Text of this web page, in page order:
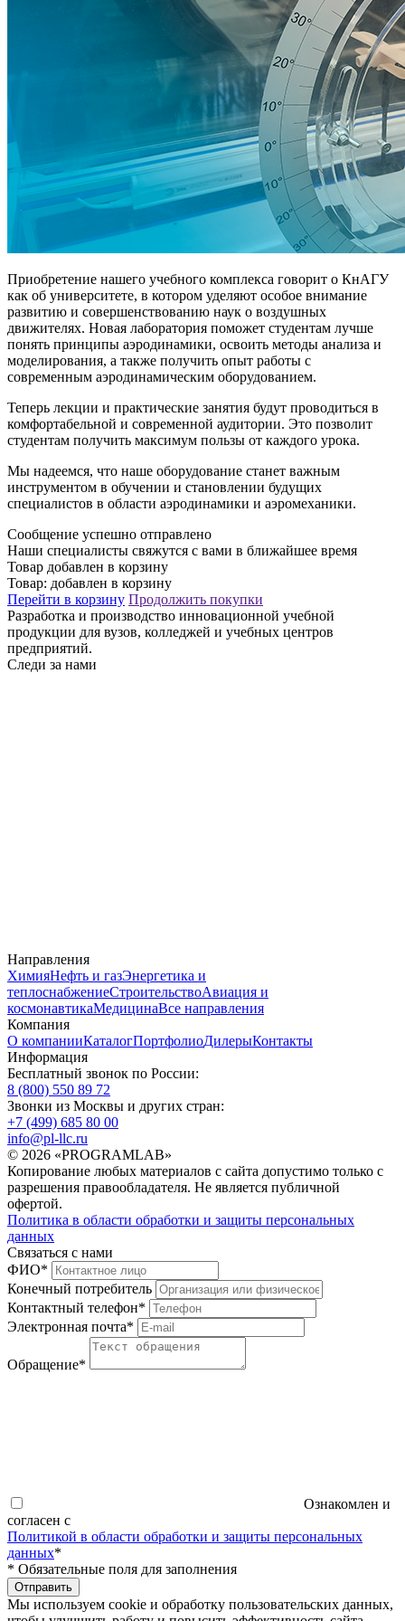
Приобретение нашего учебного комплекса говорит о КнАГУ
как об университете, в котором уделяют особое внимание
развитию и совершенствованию наук о воздушных
движителях. Новая лаборатория поможет студентам лучше
понять принципы аэродинамики, освоить методы анализа и
моделирования, а также получить опыт работы с
современным аэродинамическим оборудованием.
Теперь лекции и практические занятия будут проводиться в
комфортабельной и современной аудитории. Это позволит
студентам получить максимум пользы от каждого урока.
Мы надеемся, что наше оборудование станет важным
инструментом в обучении и становлении будущих
специалистов в области аэродинамики и аэромеханики.
Сообщение успешно отправлено
Наши специалисты свяжутся с вами в ближайшее время
Товар добавлен в корзину
Товар: добавлен в корзину
Перейти в корзину Продолжить покупки
Разработка и производство инновационной учебной
продукции для вузов, колледжей и учебных центров
предприятий.
Следи за нами
Направления
ХимияНефть и газЭнергетика и
теплоснабжениеСтроительствоАвиация и
космонавтикаМедицинаВсе направления
Компания
О компанииКаталогПортфолиоДилерыКонтакты
Информация
Бесплатный звонок по России:
8 (800) 550 89 72
Звонки из Москвы и других стран:
+7 (499) 685 80 00
info@pl-llc.ru
© 2026 «PROGRAMLAB»
Копирование любых материалов с сайта допустимо только с
разрешения правообладателя. Не является публичной
офертой.
Политика в области обработки и защиты персональных
данных
Связаться с нами
ФИО*
Конечный потребитель
Контактный телефон*
Электронная почта*
Обращение*
Ознакомлен и
согласен с
Политикой в области обработки и защиты персональных
данных*
* Обязательные поля для заполнения
Отправить
Мы используем cookie и обработку пользовательских данных,